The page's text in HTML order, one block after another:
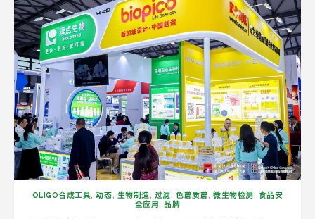
OLIGO合成工具,动态, 生物制造, 过滤, 色谱质谱,微生物检测 , 食品安
全应用,品牌